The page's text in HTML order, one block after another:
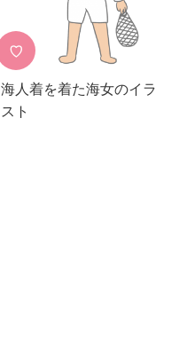
♡
海人着を着た海女のイラ
スト